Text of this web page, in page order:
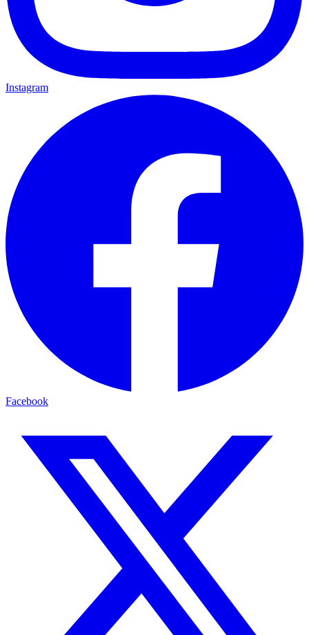
Instagram
Facebook